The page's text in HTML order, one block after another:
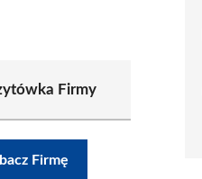
Firmy
Firmę